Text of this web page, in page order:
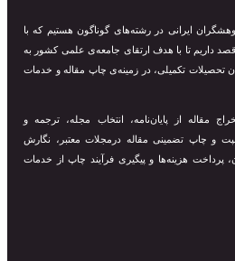
ایرانی در رشته‌های گوناگون هستیم که با
داریم تا با هدف ارتقای جامعه‌ی علمی کشور به
تحصیلات تکمیلی، در زمینه‌ی چاپ مقاله و خدمات
مقاله از پایان‌نامه، انتخاب مجله، ترجمه و
و چاپ تضمینی مقاله درمجلات معتبر، نگارش
پرداخت هزینه‌ها و پیگیری فرآیند چاپ از خدمات